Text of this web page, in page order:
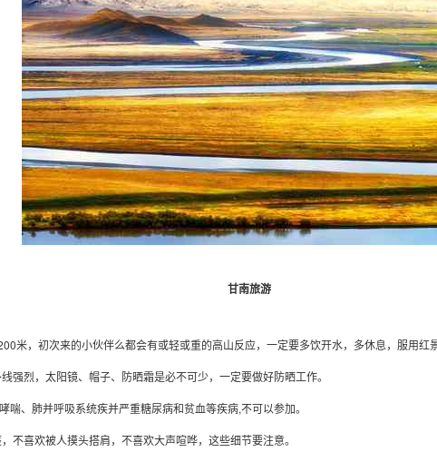
甘南旅游
米，初次来的小伙伴么都会有或轻或重的高山反应，一定要多饮开水，多休息，服用红
强烈，太阳镜、帽子、防晒霜是必不可少，一定要做好防晒工作。
喘、肺并呼吸系统疾并严重糖尿病和贫血等疾病,不可以参加。
不喜欢被人摸头搭肩，不喜欢大声喧哗，这些细节要注意。